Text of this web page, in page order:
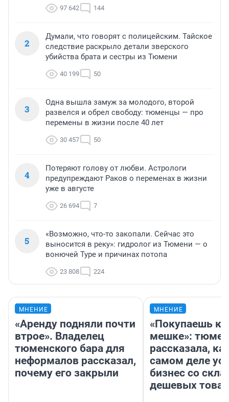
97 642 144
2
Думали, что говорят с полицейским. Тайское
следствие раскрыло детали зверского
убийства брата и сестры из Тюмени
40 199 50
3
Одна вышла замуж за молодого, второй
развелся и обрел свободу: тюменцы — про
перемены в жизни после 40 лет
30 457 50
4
Потеряют голову от любви. Астрологи
предупреждают Раков о переменах в жизни
уже в августе
26 694 7
5
«Возможно, что-то закопали. Сейчас это
выносится в реку»: гидролог из Тюмени — о
вонючей Туре и причинах потопа
23 808 224
МНЕНИЕ
«Аренду подняли почти
втрое». Владелец
тюменского бара для
неформалов рассказал,
почему его закрыли
МНЕНИЕ
«Покупаешь
мешке»:
рассказала,
самом деле
бизнес со
дешевых